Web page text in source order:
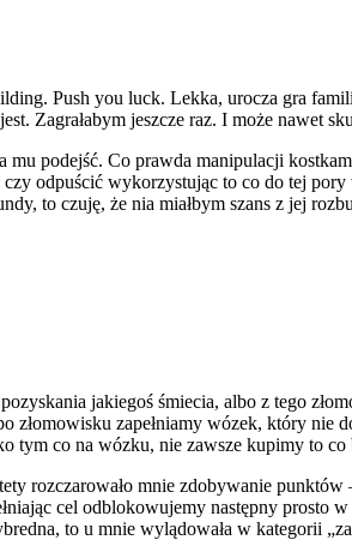
Push you luck. Lekka, urocza gra
Zagrałabym jeszcze raz. I może nawet
podejść. Co prawda manipulacji
odpuścić wykorzystując to co do tej
to czuję, że nia miałbym szans z jej
jakiegoś śmiecia, albo z tego
złomowisku zapełniamy wózek, który nie
tym co na wózku, nie zawsze kupimy to
rozczarowało mnie zdobywanie
cel odblokowujemy następny prosto
to u mnie wylądowała w kategorii